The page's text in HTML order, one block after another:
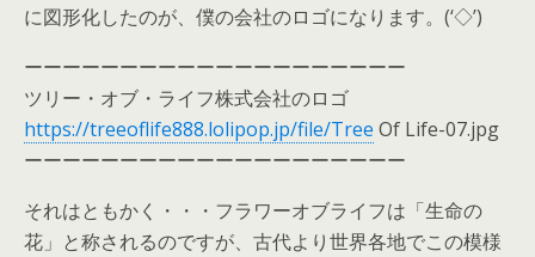
に図形化したのが、僕の会社のロゴになります。(‘◇’)ゞ
ーーーーーーーーーーーーーーーーーーーー
ツリー・オブ・ライフ株式会社のロゴ
https://treeoflife888.lolipop.jp/file/Tree Of Life-07.jpg
ーーーーーーーーーーーーーーーーーーーー
それはともかく・・・フラワーオブライフは「生命の
花」と称されるのですが、古代より世界各地でこの模様